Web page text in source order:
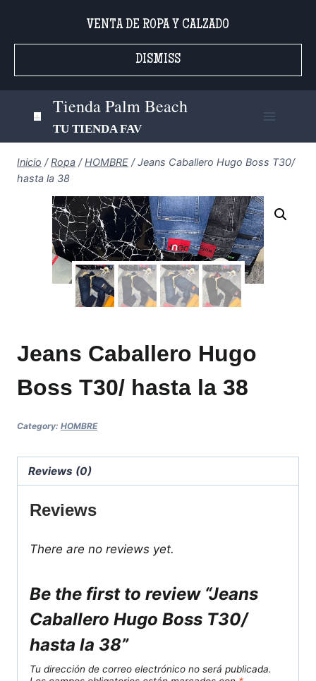
contenido
VENTA DE ROPA Y CALZADO
DISMISS
Tienda Palm Beach
TU TIENDA FAV
Inicio / Ropa / HOMBRE / Jeans Caballero Hugo Boss T30/
hasta la 38
Jeans Caballero Hugo
Boss T30/ hasta la 38
Category: HOMBRE
Reviews (0)
Reviews
There are no reviews yet.
Be the first to review “Jeans
Caballero Hugo Boss T30/
hasta la 38”
Tu dirección de correo electrónico no será publicada.